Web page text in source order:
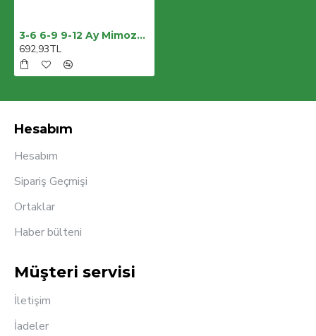
3-6 6-9 9-12 Ay Mimoza Baskılı Bandanalı Kısa Kollu Zıbınlı 3lü Kız Bebek Takımı
692,93TL
Hesabım
Hesabım
Sipariş Geçmişi
Ortaklar
Haber bülteni
Müşteri servisi
İletişim
İadeler